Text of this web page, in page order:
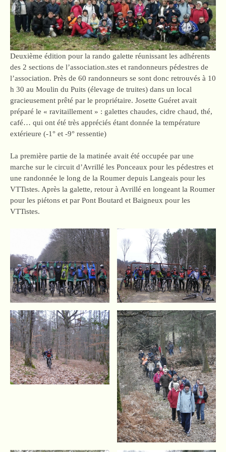
Deuxième édition pour la rando galette réunissant les adhérents
des 2 sections de l’association.stes et randonneurs pédestres de
l’association. Près de 60 randonneurs se sont donc retrouvés à 10
h 30 au Moulin du Puits (élevage de truites) dans un local
gracieusement prêté par le propriétaire. Josette Guéret avait
préparé le « ravitaillement » : galettes chaudes, cidre chaud, thé,
café… qui ont été très appréciés étant donnée la température
extérieure (-1° et -9° ressentie)
La première partie de la matinée avait été occupée par une
marche sur le circuit d’Avrillé les Ponceaux pour les pédestres et
une randonnée le long de la Roumer depuis Langeais pour les
VTTistes. Après la galette, retour à Avrillé en longeant la Roumer
pour les piétons et par Pont Boutard et Baigneux pour les
VTTistes.